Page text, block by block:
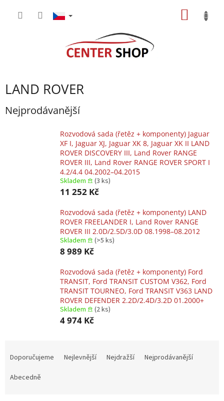
LAND ROVER
Nejprodávanější
Rozvodová sada (řetěz + komponenty) Jaguar
XF I, Jaguar XJ, Jaguar XK 8, Jaguar XK II LAND
ROVER DISCOVERY III, Land Rover RANGE
ROVER III, Land Rover RANGE ROVER SPORT I
4.2/4.4 04.2002–04.2015
Skladem 𖠿 (3 ks)
11 252 Kč
Rozvodová sada (řetěz + komponenty) LAND
ROVER FREELANDER I, Land Rover RANGE
ROVER III 2.0D/2.5D/3.0D 08.1998–08.2012
Skladem 𖠿 (>5 ks)
8 989 Kč
Rozvodová sada (řetěz + komponenty) Ford
TRANSIT, Ford TRANSIT CUSTOM V362, Ford
TRANSIT TOURNEO, Ford TRANSIT V363 LAND
ROVER DEFENDER 2.2D/2.4D/3.2D 01.2000+
Skladem 𖠿 (2 ks)
4 974 Kč
Doporučujeme Nejlevnější Nejdražší
Nejprodávanější
Abecedně